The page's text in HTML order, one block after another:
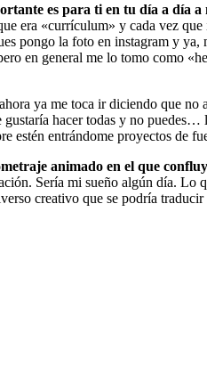
es para ti en tu día a día
era «currículum» y cada vez
pongo la foto en instagram y
en general me lo tomo como
ya me toca ir diciendo que
gustaría hacer todas y no
estén entrándome proyectos de
animado en el que
Sería mi sueño algún día. Lo
creativo que se podría